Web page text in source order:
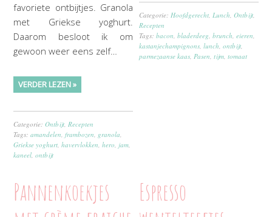
favoriete ontbijtjes. Granola
met Griekse yoghurt.
Daarom besloot ik om
gewoon weer eens zelf…
VERDER LEZEN »
Categorie:Ontbijt Recepten
Tags:amandelen ,frambozen granola
Griekse yoghurt ,havervlokken ,hero jam
kaneel ,ontbijt
Categorie: Hoofdgerecht Lunch ,Ontbijt
Recepten
Tags:bacon ,bladerdeeg ,brunch ,eieren
kastanjechampignons ,lunch ,ontbijt
parmezaanse kaas Pasen ,tijm ,tomaat
Pannenkoekjes
Espresso